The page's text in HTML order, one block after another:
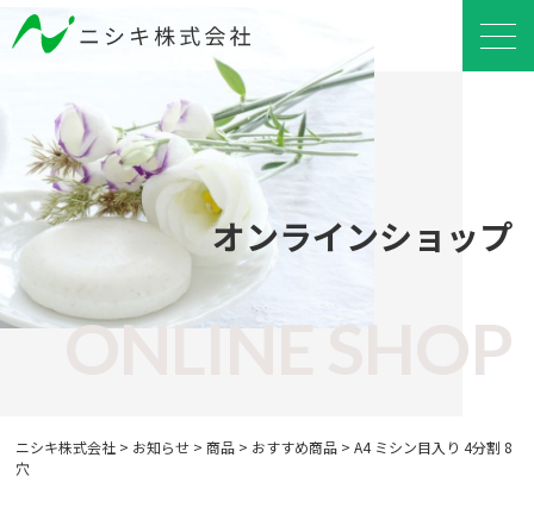
オンラインショップ
ONLINE SHOP
ニシキ株式会社 > お知らせ >商品 > おすすめ商品 >A4 ミシン目入り 4分割 8
穴